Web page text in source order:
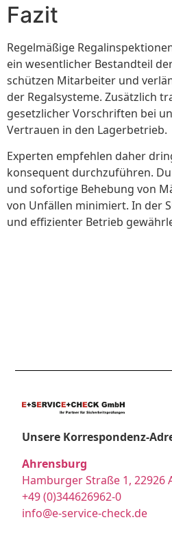
Fazit
Regelmäßige
ein wesentlicher Bestandteil
schützen Mitarbeiter und
der Regalsysteme. Zusätzlich
gesetzlicher Vorschriften bei
Vertrauen in den Lagerbetrieb.
Experten empfehlen daher
konsequent durchzuführen.
und sofortige Behebung von
von Unfällen minimiert. In der
und effizienter Betrieb
Unsere Korrespondenz-
Ahrensburg
Hamburger Straße 1, 22926
+49 (0)344626962-0
info@e-service-check.de